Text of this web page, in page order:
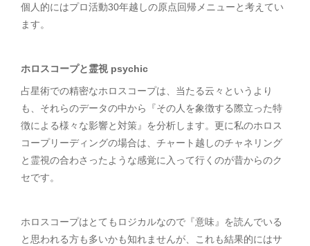
個人的にはプロ活動30年越しの原点回帰メニューと考えてい
ます。
ホロスコープと霊視 psychic
占星術での精密なホロスコープは、当たる云々というより
も、それらのデータの中から『その人を象徴する際立った特
徴による様々な影響と対策』を分析します。更に私のホロス
コープリーディングの場合は、チャート越しのチャネリング
と霊視の合わさったような感覚に入って行くのが昔からのク
セです。
ホロスコープはとてもロジカルなので『意味』を読んでいる
と思われる方も多いかも知れませんが、これも結果的にはサ